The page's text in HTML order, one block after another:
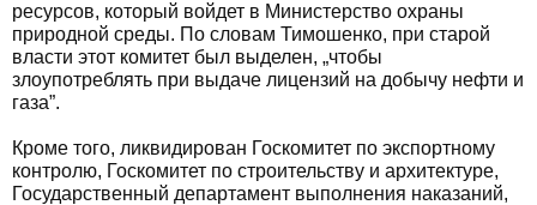
ресурсов, который войдет в Министерство охраны
природной среды. По словам Тимошенко, при старой
власти этот комитет был выделен, „чтобы
злоупотреблять при выдаче лицензий на добычу нефти и
газа”.
Кроме того, ликвидирован Госкомитет по экспортному
контролю, Госкомитет по строительству и архитектуре,
Государственный департамент выполнения наказаний,